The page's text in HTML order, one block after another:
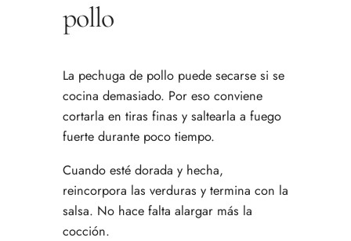
pollo
La pechuga de pollo puede secarse si se
cocina demasiado. Por eso conviene
cortarla en tiras finas y saltearla a fuego
fuerte durante poco tiempo.
Cuando esté dorada y hecha,
reincorpora las verduras y termina con la
salsa. No hace falta alargar más la
cocción.